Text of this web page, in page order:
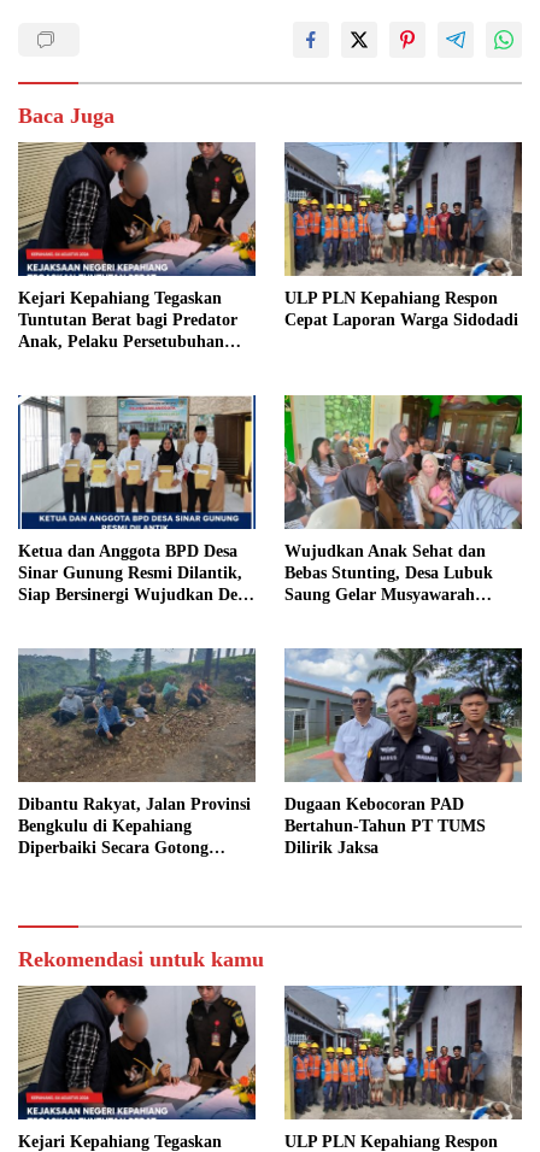
Baca Juga
Kejari Kepahiang Tegaskan
Tuntutan Berat bagi Predator
Anak, Pelaku Persetubuhan
Penjara
ULP PLN Kepahiang Respon
Cepat Laporan Warga Sidodadi
Ketua dan Anggota BPD Desa
Sinar Gunung Resmi Dilantik,
Siap Bersinergi Wujudkan Desa
Wujudkan Anak Sehat dan
Bebas Stunting, Desa Lubuk
Saung Gelar Musyawarah
Dibantu Rakyat, Jalan Provinsi
Bengkulu di Kepahiang
Diperbaiki Secara Gotong
Dugaan Kebocoran PAD
Bertahun-Tahun PT TUMS
Dilirik Jaksa
Rekomendasi untuk kamu
Kejari Kepahiang Tegaskan
ULP PLN Kepahiang Respon